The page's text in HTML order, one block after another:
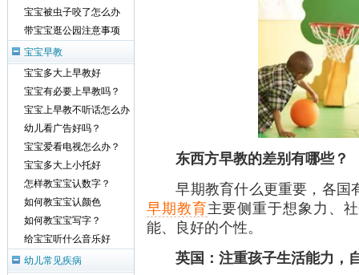
东西方早教的差别有哪些？
早期教育什么更重要，各国
早期教育主要侧重于想象力、
能、良好的个性。
英国：注重孩子生活能力，
宝宝被虫子咬了怎么办
带宝宝逛公园注意事项
宝宝早教
宝宝多大上早教好
宝宝有必要上早教吗？
宝宝上早教不听话怎么办
幼儿看广告好吗？
宝宝爱看电视怎么办？
宝宝多大上小托好
怎样教宝宝认数字？
如何教宝宝认颜色
如何教宝宝写字？
给宝宝听什么音乐好
幼儿常见疾病